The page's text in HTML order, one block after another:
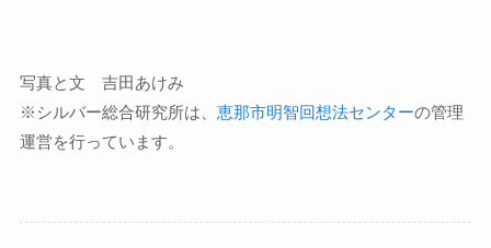
写真と文 吉田あけみ
※シルバー総合研究所は、 恵那市明智回想法センターの管理
運営を行っています。